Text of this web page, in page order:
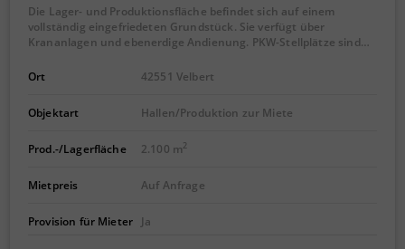
Die Lager- und Produktionsfläche befindet sich auf einem
vollständig eingefriedeten Grundstück. Sie verfügt über
Krananlagen und ebenerdige Andienung. PKW-Stellplätze sind…
Ort 42551 Velbert
Objektart Hallen/Produktion zur Miete
Prod.-/Lagerfläche 2.100 m2
Mietpreis Auf Anfrage
Provision für Mieter Ja